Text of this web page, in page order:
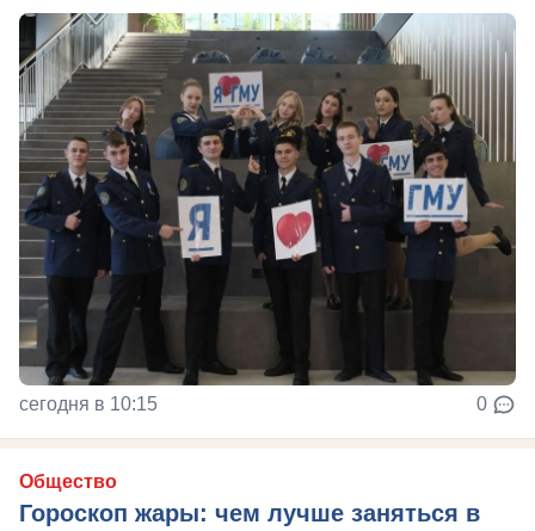
сегодня в 10:15 0
Общество
Гороскоп жары: чем лучше заняться в